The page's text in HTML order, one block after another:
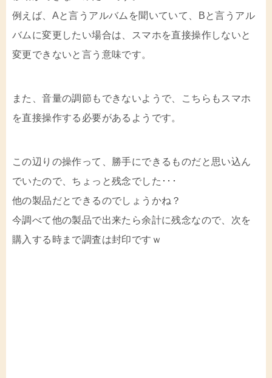
例えば、Aと言うアルバムを聞いていて、Bと言うアル
バムに変更したい場合は、スマホを直接操作しないと
変更できないと言う意味です。
また、音量の調節もできないようで、こちらもスマホ
を直接操作する必要があるようです。
この辺りの操作って、勝手にできるものだと思い込ん
でいたので、ちょっと残念でした･･･
他の製品だとできるのでしょうかね？
今調べて他の製品で出来たら余計に残念なので、次を
購入する時まで調査は封印ですｗ